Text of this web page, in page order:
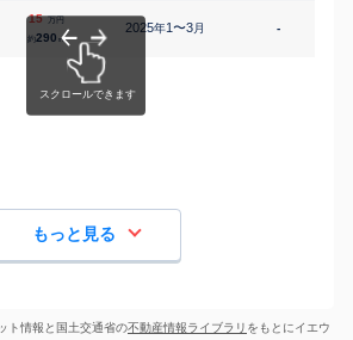
15 万円
約290 ㎡
2025年1〜3月 -
もっと見る
ト情報と国土交通省の不動産情報ライブラリ をもとにイエウ